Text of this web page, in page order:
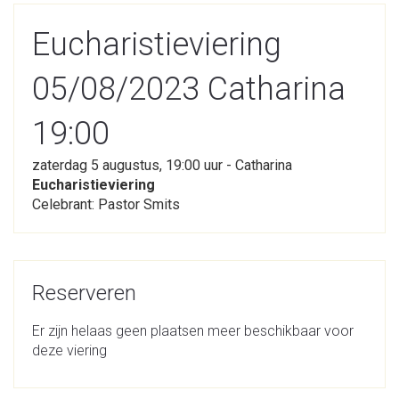
Eucharistieviering
05/08/2023 Catharina
19:00
zaterdag 5 augustus, 19:00 uur - Catharina
Eucharistieviering
Celebrant: Pastor Smits
Reserveren
Er zijn helaas geen plaatsen meer beschikbaar voor
deze viering